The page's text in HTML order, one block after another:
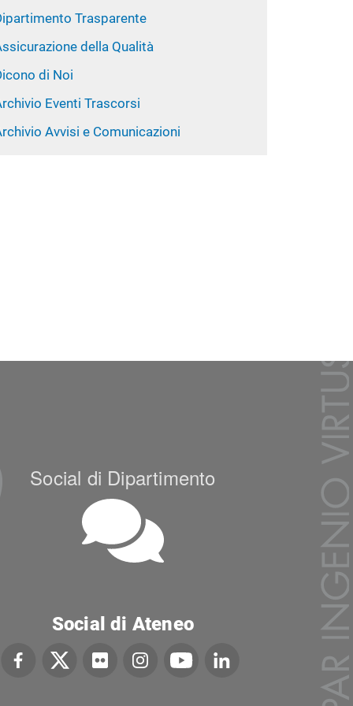
Trasparente
della Qualità
di Noi
Eventi Trascorsi
Avvisi e Comunicazioni
Social di Dipartimento
Social di Ateneo